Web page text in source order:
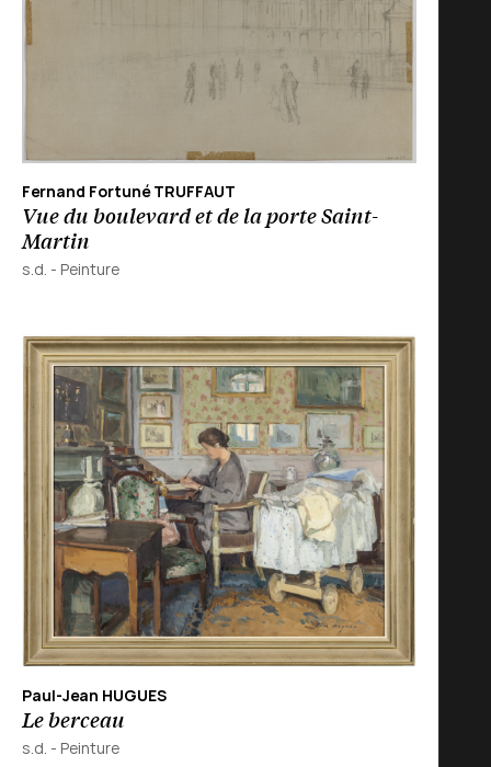
Fernand Fortuné TRUFFAUT
Vue du boulevard et de la porte Saint-
Martin
s.d. - Peinture
Paul-Jean HUGUES
Le berceau
s.d. - Peinture